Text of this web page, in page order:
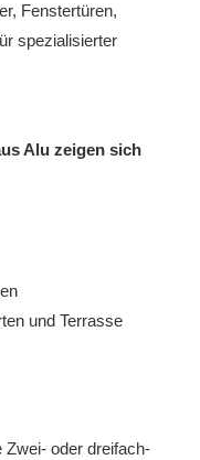
Fenstertüren,
spezialisierter
Alu zeigen sich
und Terrasse
Zwei- oder dreifach-